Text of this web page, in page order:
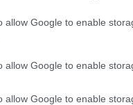
allow Google to enable
allow Google to enable
allow Google to enable
i tuoi video e
+39 345 356 7512